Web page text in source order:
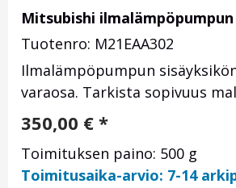
Mitsubishi
Tuotenro: M21EAA302
Ilmalämpöpumpun
varaosa. Tarkista sopivuus
350,00 € *
Toimituksen paino: 500 g
Toimitusaika-arvio: 7-14